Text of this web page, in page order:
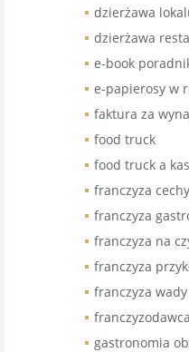
dzierżawa
dzierżawa
e-book
e-papierosy w
faktura za
food truck
food truck a
franczyza cechy
franczyza
franczyza na
franczyza
franczyza
gastronomia